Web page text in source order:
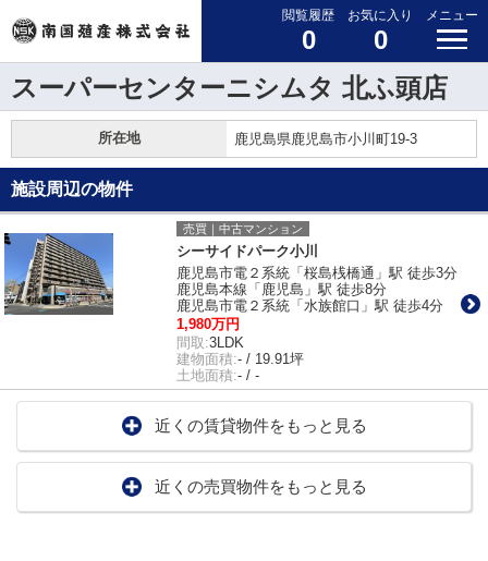
閲覧履歴
0
お気に入り
0
メニュー
スーパーセンターニシムタ 北ふ頭店
所在地 鹿児島県鹿児島市小川町19-3
施設周辺の物件
売買｜中古マンション
シーサイドパーク小川
鹿児島市電２系統「桜島桟橋通」駅 徒歩3分
鹿児島本線「鹿児島」駅 徒歩8分
鹿児島市電２系統「水族館口」駅 徒歩4分
1,980万円
間取:3LDK
建物面積:- / 19.91坪
土地面積:- / -
近くの賃貸物件をもっと見る
近くの売買物件をもっと見る